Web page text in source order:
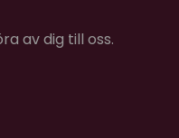
av dig till oss.